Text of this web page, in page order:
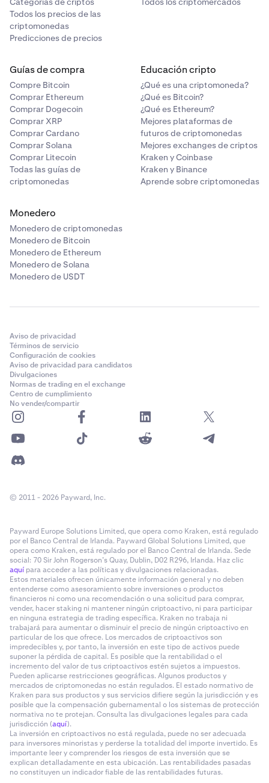
Todos los precios de las
criptomonedas
Predicciones de precios
Guías de compra
Compre Bitcoin
Comprar Ethereum
Comprar Dogecoin
Comprar XRP
Comprar Cardano
Comprar Solana
Comprar Litecoin
Todas las guías de
criptomonedas
Educación cripto
¿Qué es una criptomoneda?
¿Qué es Bitcoin?
¿Qué es Ethereum?
Mejores plataformas de
futuros de criptomonedas
Mejores exchanges de criptos
Kraken y Coinbase
Kraken y Binance
Aprende sobre criptomonedas
Monedero
Monedero de criptomonedas
Monedero de Bitcoin
Monedero de Ethereum
Monedero de Solana
Monedero de USDT
Aviso de privacidad
Términos de servicio
Configuración de cookies
Aviso de privacidad para candidatos
Divulgaciones
Normas de trading en el exchange
Centro de cumplimiento
No vender/compartir
© 2011 - 2026 Payward, Inc.
Payward Europe Solutions Limited, que opera como Kraken, está regulado
por el Banco Central de Irlanda. Payward Global Solutions Limited, que
opera como Kraken, está regulado por el Banco Central de Irlanda. Sede
social: 70 Sir John Rogerson’s Quay, Dublin, D02 R296, Irlanda. Haz clic
aquí para acceder a las políticas y divulgaciones relacionadas.
Estos materiales ofrecen únicamente información general y no deben
entenderse como asesoramiento sobre inversiones o productos
financieros ni como una recomendación o una solicitud para comprar,
vender, hacer staking ni mantener ningún criptoactivo, ni para participar
en ninguna estrategia de trading específica. Kraken no trabaja ni
trabajará para aumentar o disminuir el precio de ningún criptoactivo en
particular de los que ofrece. Los mercados de criptoactivos son
impredecibles y, por tanto, la inversión en este tipo de activos puede
suponer la pérdida de capital. Es posible que la rentabilidad o el
incremento del valor de tus criptoactivos estén sujetos a impuestos.
Pueden aplicarse restricciones geográficas. Algunos productos y
mercados de criptomonedas no están regulados. El estado normativo de
Kraken para sus productos y sus servicios difiere según la jurisdicción y es
posible que la compensación gubernamental o los sistemas de protección
normativa no te protejan. Consulta las divulgaciones legales para cada
jurisdicción (aquí).
La inversión en criptoactivos no está regulada, puede no ser adecuada
para inversores minoristas y perderse la totalidad del importe invertido. Es
importante leer y comprender los riesgos de esta inversión que se
explican detalladamente en esta ubicación. Las rentabilidades pasadas
no constituyen un indicador fiable de las rentabilidades futuras.